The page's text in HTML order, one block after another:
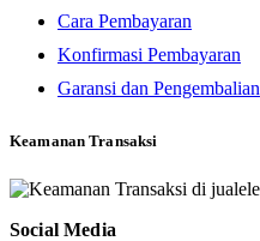
Cara Pembayaran
Konfirmasi Pembayaran
Garansi dan Pengembalian
Keamanan Transaksi
Social Media